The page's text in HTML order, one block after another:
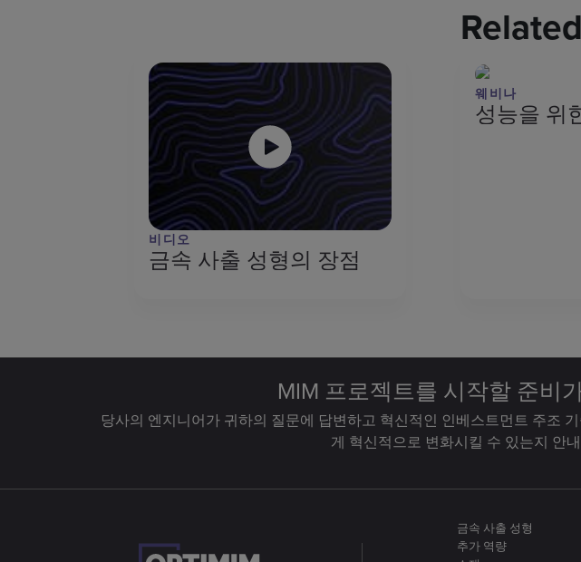
비디오
금속 사출 성형의 장점
웨비나
성능을 위
MIM 프로젝트를 시작할 준비
당사의 엔지니어가 귀하의 질문에 답변하고 혁신적인 인베스트먼트 주조
게 혁신적으로 변화시킬 수 있는지 안
금속 사출 성형
추가 역량